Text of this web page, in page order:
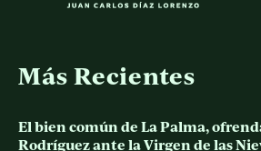
Más Recientes
El bien común de La Palma,
Rodríguez ante la Virgen de las